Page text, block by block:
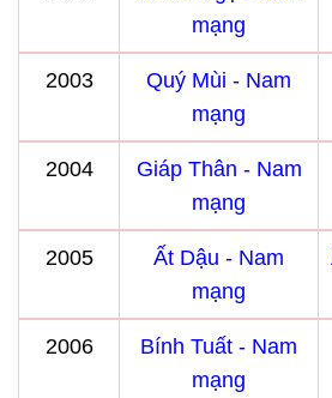
mạng
2003
Quý Mùi - Nam
mạng
2004
Giáp Thân - Nam
mạng
2005
Ất Dậu - Nam
mạng
2006
Bính Tuất - Nam
mạng